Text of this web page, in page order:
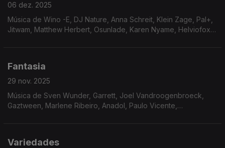
06 dez. 2025
Música de Wino -E, DJ Nature, Anna Schreit, Klein Zage, Pal+,
Jitwam, Matthew Herbert, Osunlade, Karen Nyame, Helviofox,
Fantasia
29 nov. 2025
Música de Sven Wunder, Garrett, Joel Vandroogenbroeck,
Gaztween, Marlene Ribeiro, Anadol, Paulo Vicente,
Variedades